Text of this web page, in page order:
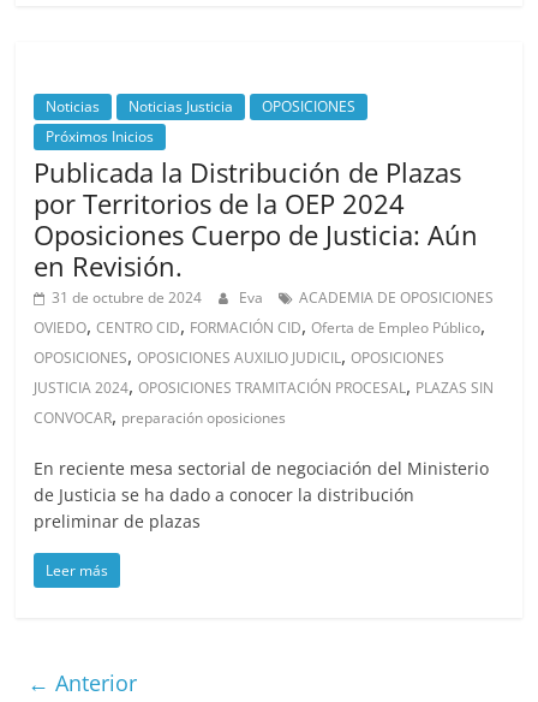
Noticias Noticias Justicia
OPOSICIONES
Próximos Inicios
Publicada la Distribución de Plazas
por Territorios de la OEP 2024
Oposiciones Cuerpo de Justicia: Aún
en Revisión.
31 de octubre de 2024 Eva
ACADEMIA DE OPOSICIONES
OVIEDO,CENTRO CID, FORMACIÓN CID,Oferta de Empleo Público,
OPOSICIONES,OPOSICIONES AUXILIO JUDICIL,OPOSICIONES
JUSTICIA 2024,OPOSICIONES TRAMITACIÓN PROCESAL, PLAZAS SIN
CONVOCAR, preparación oposiciones
En reciente mesa sectorial de negociación del Ministerio
de Justicia se ha dado a conocer la distribución
preliminar de plazas
Leer más
← Anterior